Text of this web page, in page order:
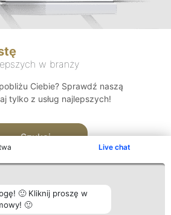
Live chat
🙂 Kliknij proszę w
🙂
w branży
Ciebie? Sprawdź naszą
tylko z usług najlepszych!
Szukaj